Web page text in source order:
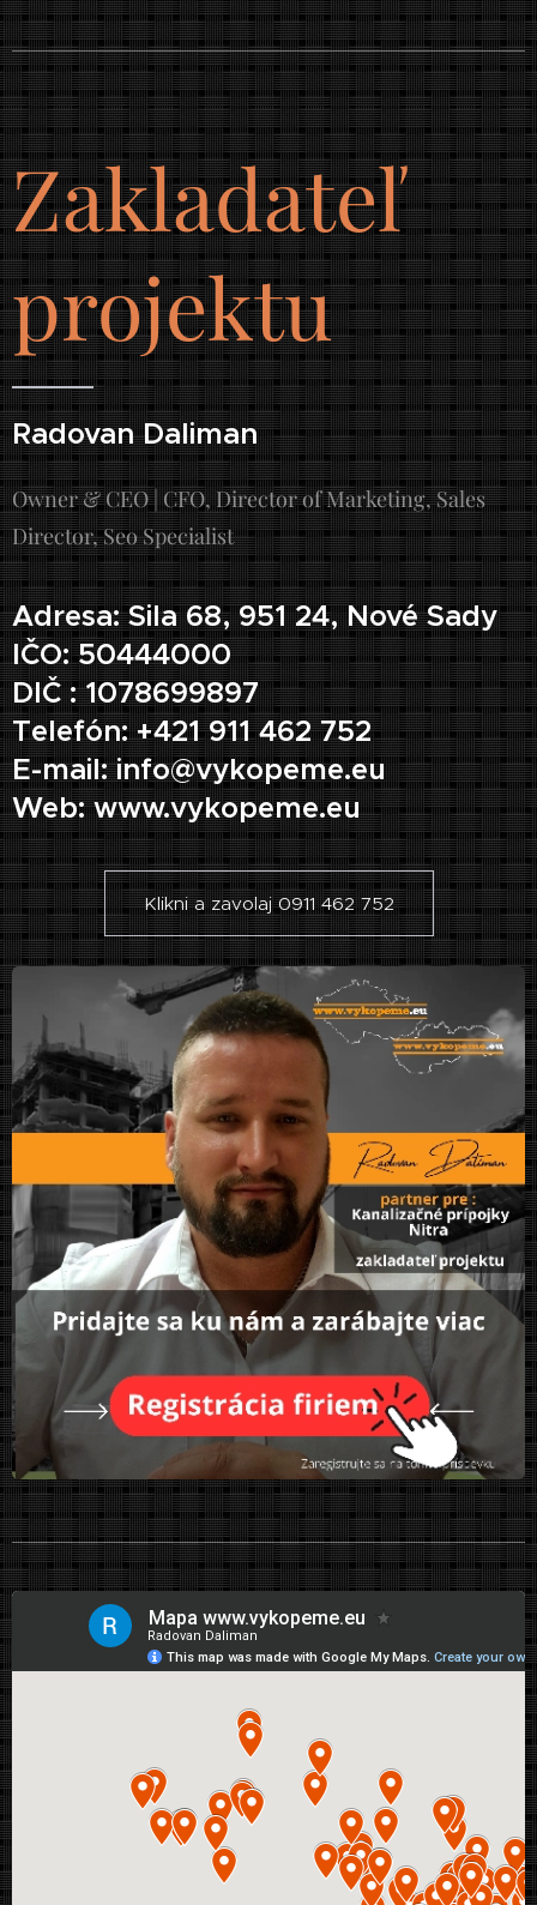
Zakladateľ
projektu
Radovan Daliman
Owner & CEO | CFO, Director of Marketing, Sales
Director, Seo Specialist
Adresa: Sila 68, 951 24, Nové Sady
IČO: 50444000
DIČ : 1078699897
Telefón: +421 911 462 752
E-mail: info@vykopeme.eu
Web: www.vykopeme.eu
Klikni a zavolaj 0911 462 752